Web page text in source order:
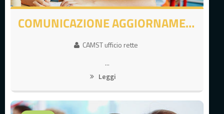
COMUNICAZIONE AGGIORNAMENTO TECNOLOGICO 30/05/26
CAMST ufficio rette
...
Leggi